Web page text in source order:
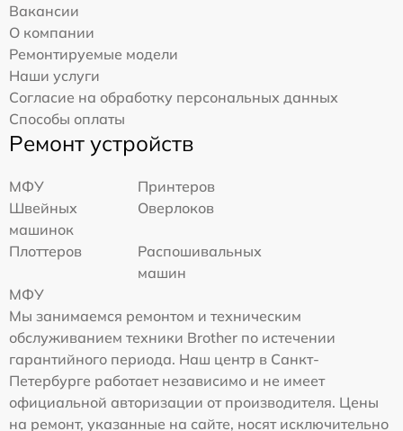
Вакансии
О компании
Ремонтируемые модели
Наши услуги
Согласие на обработку персональных данных
Способы оплаты
Ремонт устройств
МФУ
Принтеров
Швейных
машинок
Оверлоков
Плоттеров
Распошивальных
машин
МФУ
Мы занимаемся ремонтом и техническим
обслуживанием техники Brother по истечении
гарантийного периода. Наш центр в Санкт-
Петербурге работает независимо и не имеет
официальной авторизации от производителя. Цены
на ремонт, указанные на сайте, носят исключительно